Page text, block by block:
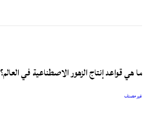
ما هي قواعد إنتاج الزهور الاصطناعية في العالم؟
غير مصنف